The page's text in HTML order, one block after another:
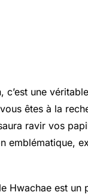
c’est une
êtes à la
ravir vos
emblématique,
Hwachae est un